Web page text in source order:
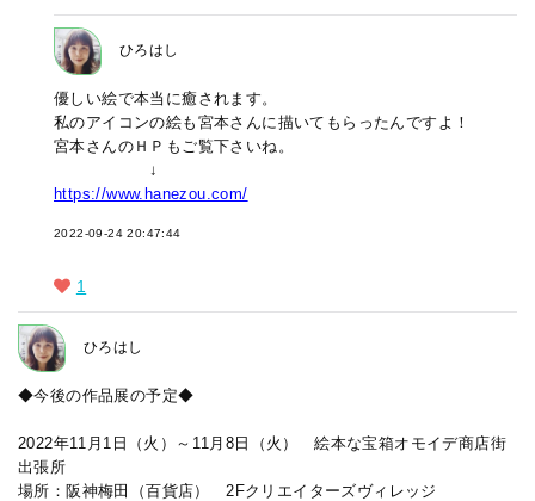
ひろはし
優しい絵で本当に癒されます。
私のアイコンの絵も宮本さんに描いてもらったんですよ！
宮本さんのＨＰもご覧下さいね。
↓
https://www.hanezou.com/
2022-09-24 20:47:44
1
ひろはし
◆今後の作品展の予定◆
2022年11月1日（火）～11月8日（火） 絵本な宝箱オモイデ商店街
出張所
場所：阪神梅田（百貨店） 2Fクリエイターズヴィレッジ